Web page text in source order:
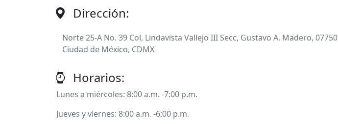
Dirección:
Norte 25-A No. 39 Col, Lindavista Vallejo III Secc, Gustavo A. Madero, 07750
Ciudad de México, CDMX
Horarios:
Lunes a miércoles: 8:00 a.m. -7:00 p.m.
Jueves y viernes: 8:00 a.m. -6:00 p.m.